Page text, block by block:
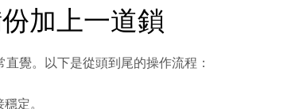
加上一道鎖
覺。以下是從頭到尾的操作流程：
定。